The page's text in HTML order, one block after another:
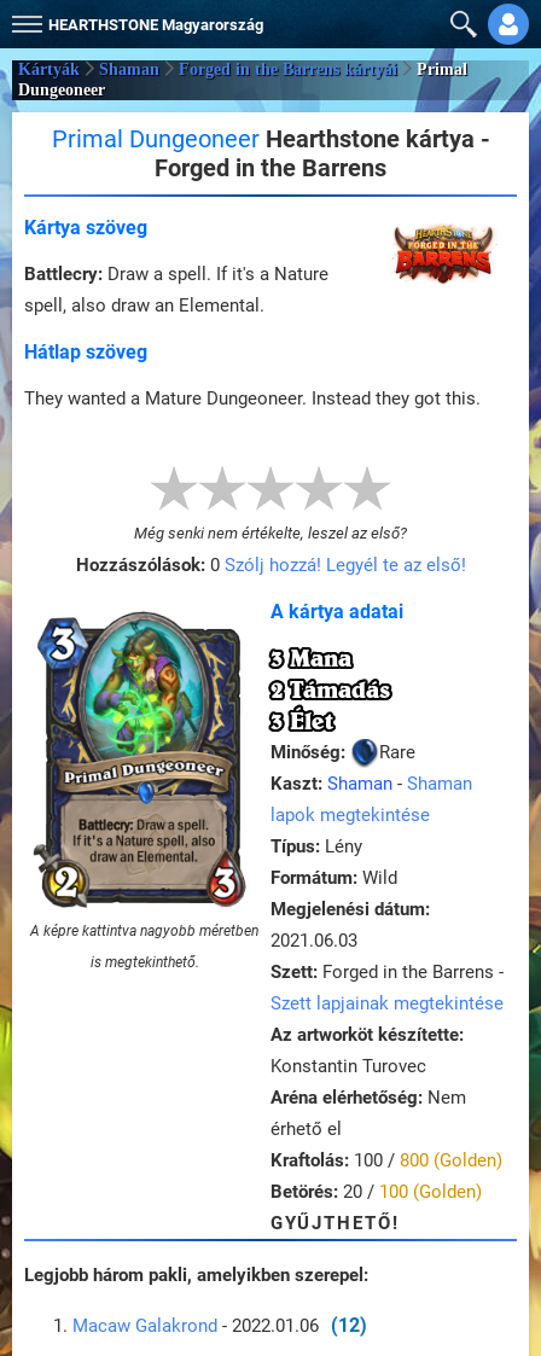
HEARTHSTONE Magyarország
Kártyák Shaman Forged in the Barrens kártyái
Primal
Dungeoneer
Primal DungeoneerHearthstone kártya -
Forged in the Barrens
Kártya szöveg
Battlecry: Draw a spell. If it's a Nature
spell, also draw an Elemental.
Hátlap szöveg
They wanted a Mature Dungeoneer. Instead they got this.
Még senki nem értékelte, leszel az első?
Hozzászólások:0 Szólj hozzá! Legyél te az első!
A képre kattintva nagyobb méretben
is megtekinthető.
A kártya adatai
3 Mana
2 Támadás
3 Élet
Minőség:
Rare
Kaszt: Shaman - Shaman
lapok megtekintése
Típus: Lény
Formátum: Wild
Megjelenési dátum:
2021.06.03
Szett: Forged in the Barrens -
Szett lapjainak megtekintése
Az artworköt készítette:
Konstantin Turovec
Aréna elérhetőség: Nem
érhető el
Kraftolás: 100 / 800 (Golden)
Betörés: 20 / 100 (Golden)
GYŰJTHETŐ!
Legjobb három pakli, amelyikben szerepel:
Macaw Galakrond - 2022.01.06 (12)